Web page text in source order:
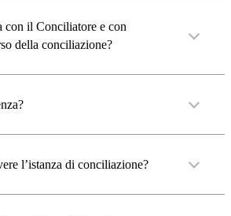
con il Conciliatore e con
della conciliazione?
l’istanza di conciliazione?